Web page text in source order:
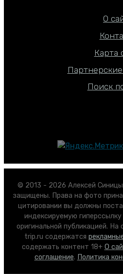
О
Карта
Поиск
© 2013 - 2026 Алексей
защищены. Права на фото
цитировании вы должны
индексируемую
оригинальной публикацией.
trip.ru содержатся
содержать контент 18+ О
соглашение. Политика